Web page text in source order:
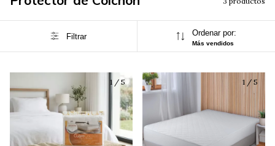
Filtrar Ordenar por:
Más vendidos
1 /5 1 / 5